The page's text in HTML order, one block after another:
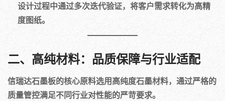
设计过程中通过多次迭代验证，将客户需求转化为高精
度图纸。
二、高纯材料：品质保障与行业适配
信瑞达石墨板的核心原料选用高纯度石墨材料，通过严格的
质量管控满足不同行业对性能的严苛要求。